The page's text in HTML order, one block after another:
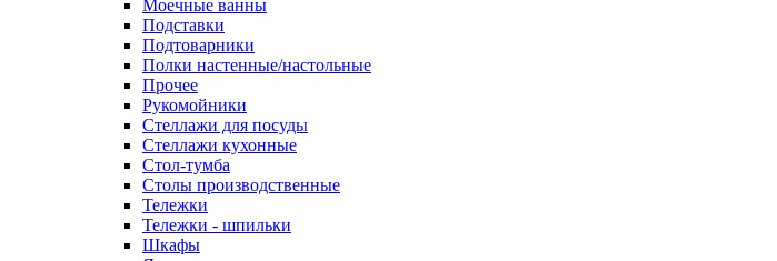
Моечные ванны
Подставки
Подтоварники
Полки настенные/настольные
Прочее
Рукомойники
Стеллажи для посуды
Стеллажи кухонные
Стол-тумба
Столы производственные
Тележки
Тележки - шпильки
Шкафы